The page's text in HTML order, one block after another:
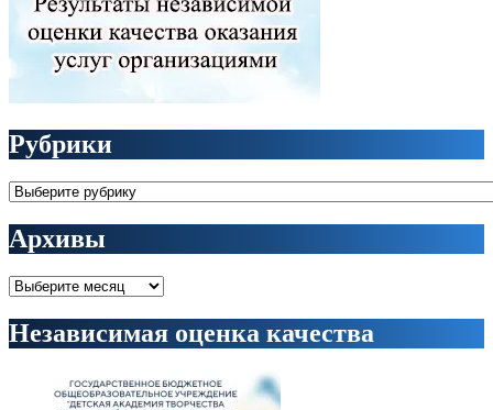
Рубрики
Рубрики
Архивы
Архивы
Независимая оценка качества